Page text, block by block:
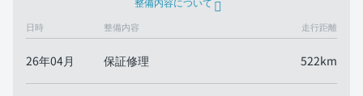
日時 整備内容 走行距離
26年04月 保証修理 522km